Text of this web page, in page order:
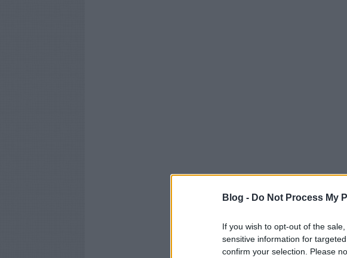
Blog - Do Not Process My
If you wish to opt-out of the
sensitive information for
confirm your selection. Please